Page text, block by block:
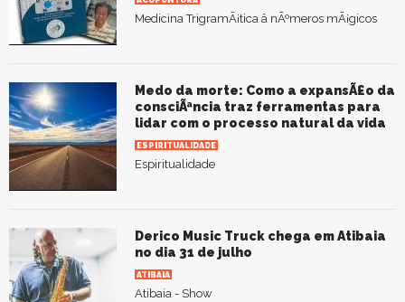
Medicina TrigramÃ¡tica â nÃºmeros mÃ¡gicos
Medo da morte: Como a expansÃ£o da
consciÃªncia traz ferramentas para
lidar com o processo natural da vida
ESPIRITUALIDADE
Espiritualidade
Derico Music Truck chega em Atibaia
no dia 31 de julho
ATIBAIA
Atibaia - Show